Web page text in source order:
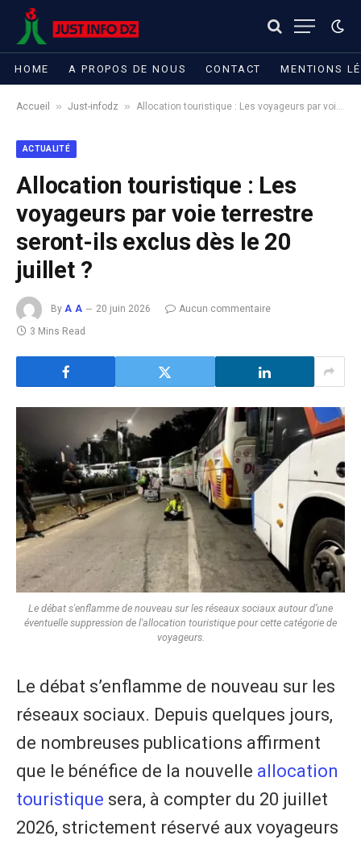
HOME A PROPOS DE NOUS CONTACT MENTIONS
Accueil » Just-infodz » Allocation touristique : Les voyageurs par voie terrestre seront-ils exclus dès le 20 juillet ?
ACTUALITÉ
Allocation touristique : Les
voyageurs par voie terrestre
seront-ils exclus dès le 20
juillet ?
By A A 20 juin 2026
Aucun commentaire
3 Mins Read
Le débat s'enflamme de nouveau sur les réseaux sociaux autour d’une
éventuelle suppression de l'allocation touristique pour cette catégorie de
voyageurs.
Le débat s’enflamme de nouveau sur les
réseaux sociaux. Depuis quelques jours,
de nombreuses publications affirment
que le bénéfice de la nouvelle allocation
touristique sera, à compter du 20 juillet
2026, strictement réservé aux voyageurs